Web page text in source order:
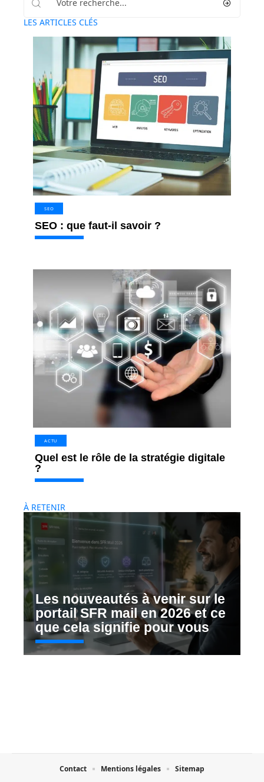
LES ARTICLES CLÉS
SEO
SEO : que faut-il savoir ?
ACTU
Quel est le rôle de la stratégie digitale
?
À RETENIR
Les nouveautés à venir sur le
portail SFR mail en 2026 et ce
que cela signifie pour vous
Contact Mentions légales Sitemap